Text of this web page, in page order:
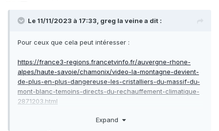
c'est grâce à ces gens géniaux ou fous,par définition des
l'ordre en place
et vous ne seriez pas des électeurs souverains à donner
votre avis dans les urnes
Le 11/11/2023 à 17:33, greg la veinea dit :
Pour ceux que cela peut intéresser :
https://france3-regions.francetvinfo.fr/auvergne-rhone-
alpes/haute-savoie/chamonix/video-la-montagne-devient-
de-plus-en-plus-dangereuse-les-cristalliers-du-massif-du-
mont-blanc-temoins-directs-du-rechauffement-climatique-
2871203.html
Expand